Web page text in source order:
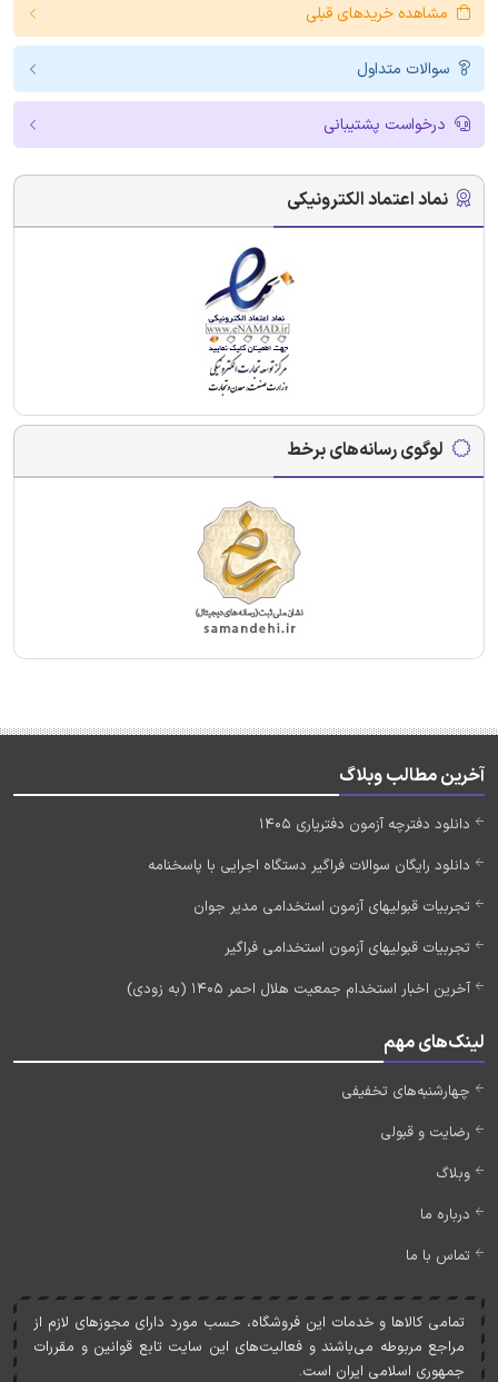
مشاهده خریدهای قبلی
سوالات متداول
درخواست پشتیبانی
نماد اعتماد الکترونیکی
لوگوی رسانه‌های برخط
آخرین مطالب وبلاگ
دانلود دفترچه آزمون دفتریاری 1405
دانلود رایگان سوالات فراگیر دستگاه اجرایی با پاسخنامه
تجربیات قبولیهای آزمون استخدامی مدیر جوان
تجربیات قبولیهای آزمون استخدامی فراگیر
آخرین اخبار استخدام جمعیت هلال احمر 1405 (به زودی)
لینک‌های مهم
چهارشنبه‌های تخفیفی
رضایت و قبولی
وبلاگ
درباره ما
تماس با ما
تمامی کالاها و خدمات اين فروشگاه، حسب مورد دارای مجوزهای لازم از
مراجع مربوطه می‌باشند و فعاليت‌های اين سايت تابع قوانين و مقررات
جمهوری اسلامی ايران است.